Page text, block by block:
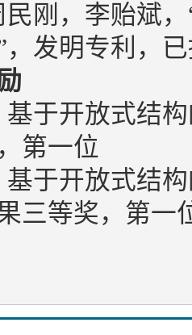
刚，李贻斌
发明专利，
基于开放式结
第一位
基于开放式结
三等奖，第一